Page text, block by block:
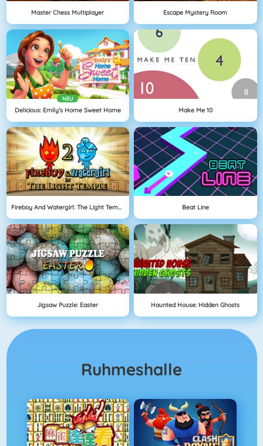
Master Chess Multiplayer Escape Mystery Room
NEU
Delicious: Emily's Home Sweet Home Make Me 10
Fireboy And Watergirl: The Light Temple Beat Line
Jigsaw Puzzle: Easter Haunted House: Hidden Ghosts
Ruhmeshalle